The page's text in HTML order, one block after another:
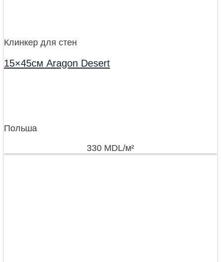
Клинкер для стен
15×45см Aragon Desert
Польша
330 MDL/м²